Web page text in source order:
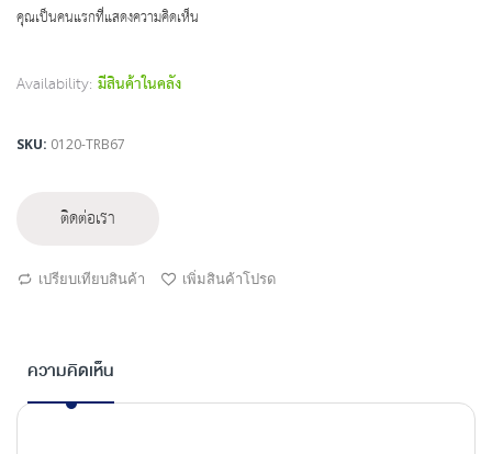
คุณเป็นคนแรกที่แสดงความคิดเห็น
Availability: มีสินค้าในคลัง
SKU 0120-TRB67
ติดต่อเรา
เปรียบเทียบสินค้า เพิ่มสินค้าโปรด
ความคิดเห็น